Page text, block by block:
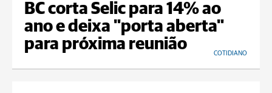
BC corta Selic para 14% ao
ano e deixa "porta aberta"
para próxima reunião
COTIDIANO